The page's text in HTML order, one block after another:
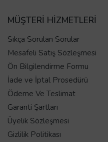
MÜŞTERİ HİZMETLERİ
Sıkça Sorulan Sorular
Mesafeli Satış Sözleşmesi
Ön Bilgilendirme Formu
İade ve İptal Prosedürü
Ödeme Ve Teslimat
Garanti Şartları
Üyelik Sözleşmesi
Gizlilik Politikası